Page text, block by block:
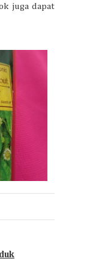
juga dapat